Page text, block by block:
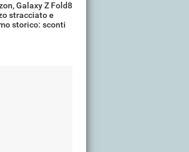
Galaxy Z Fold8
stracciato e
storico: sconti